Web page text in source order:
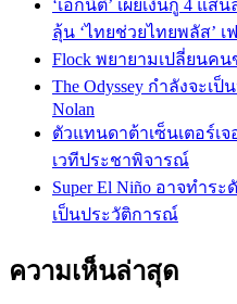
‘เอกนิติ’ เผยเงินกู้ 4 แ
ลุ้น ‘ไทยช่วยไทยพลัส’
Flock พยายามเปลี่ยนค
The Odyssey กำลังจะเ
Nolan
ตัวแทนดาต้าเซ็นเตอร์เ
เวทีประชาพิจารณ์
Super El Niño อาจทำร
เป็นประวัติการณ์
ความเห็นล่าสุด